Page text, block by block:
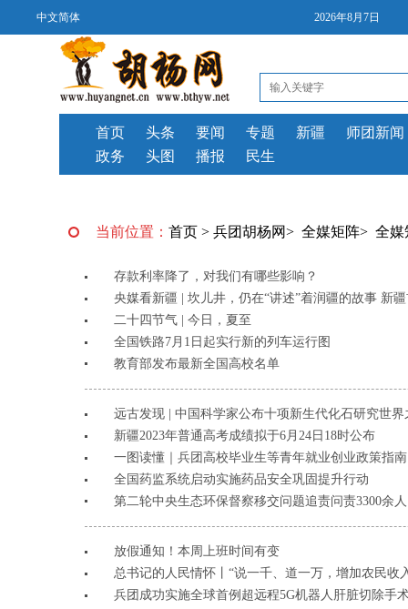
中文简体 2026年8月7日
首页 头条
要闻
政务
头图 播报
专题 新疆
师团新闻
民生
当前位置： 首页 > 兵团胡杨网> 全媒矩阵> 全媒
存款利率降了，对我们有哪些影响？
央媒看新疆 | 坎儿井，仍在“讲述”着润疆的故事 新
二十四节气 | 今日，夏至
全国铁路7月1日起实行新的列车运行图
教育部发布最新全国高校名单
远古发现 | 中国科学家公布十项新生代化石研究世界
新疆2023年普通高考成绩拟于6月24日18时公布
一图读懂｜兵团高校毕业生等青年就业创业政策指南
全国药监系统启动实施药品安全巩固提升行动
第二轮中央生态环保督察移交问题追责问责3300余人
放假通知！本周上班时间有变
总书记的人民情怀丨“说一千、道一万，增加农民收
兵团成功实施全球首例超远程5G机器人肝脏切除手